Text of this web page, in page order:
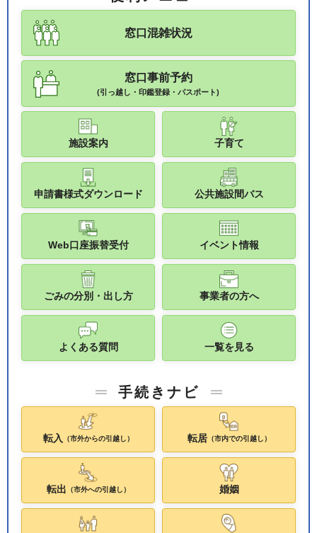
窓口混雑状況
窓口事前予約
(引っ越し・印鑑登録・パスポート)
施設案内 子育て
申請書様式ダウンロード 公共施設間バス
Web口座振替受付 イベント情報
ごみの分別・出し方 事業者の方へ
よくある質問 一覧を見る
手続きナビ
転入 （市外からの引越し） 転居（市内での引越し）
転出 （市外への引越し） 婚姻